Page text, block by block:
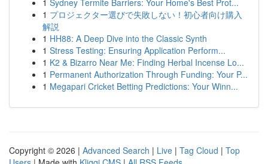
1 Sydney Termite Barriers: Your Home's Best Prot...
1 プロジェクター選びで失敗しない！初心者向け購入
解説
1 HH88: A Deep Dive into the Classic Synth
1 Stress Testing: Ensuring Application Perform...
1 K2 & Bizarro Near Me: Finding Herbal Incense Lo...
1 Permanent Authorization Through Funding: Your P...
1 Megapari Cricket Betting Predictions: Your Winn...
Copyright © 2026 | Advanced Search | Live | Tag Cloud | Top